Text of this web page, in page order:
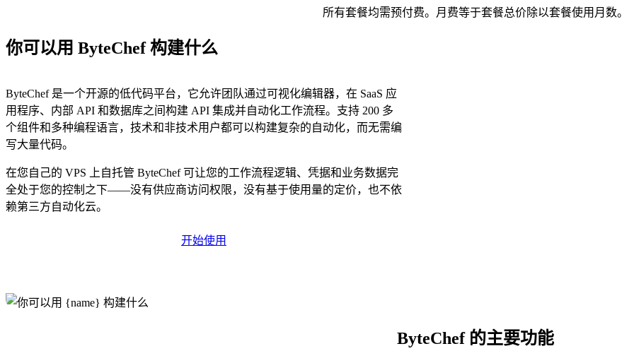
所有套餐均需预付费。月费等于套餐总价除以套餐使用月数。
你可以用 ByteChef 构建什么
ByteChef 是一个开源的低代码平台，它允许团队通过可视化编辑器，在 SaaS 应
用程序、内部 API 和数据库之间构建 API 集成并自动化工作流程。支持 200 多
个组件和多种编程语言，技术和非技术用户都可以构建复杂的自动化，而无需编
写大量代码。
在您自己的 VPS 上自托管 ByteChef 可让您的工作流程逻辑、凭据和业务数据完
全处于您的控制之下——没有供应商访问权限，没有基于使用量的定价，也不依
赖第三方自动化云。
开始使用
ByteChef 的主要功能